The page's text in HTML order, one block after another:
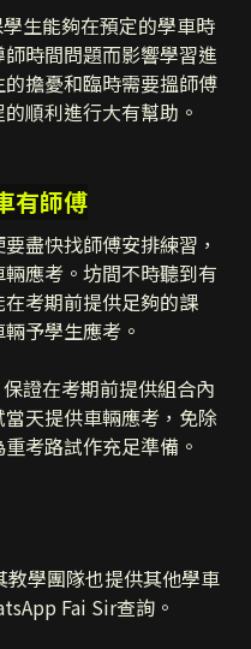
生能夠在預定的學車時
時間問題而影響學習進
擔憂和臨時需要搵師傅
順利進行大有幫助。
有師傅
盡快找師傅安排練習，
應考。坊間不時聽到有
考期前提供足夠的課
予學生應考。
證在考期前提供組合內
天提供車輛應考，免除
考路試作充足準備。
學團隊也提供其他學車
Fai Sir查詢。